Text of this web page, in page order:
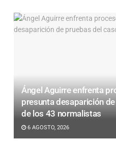
Ángel Aguirre enfrenta
presunta desaparición
de los 43 normalistas
6 AGOSTO, 2026